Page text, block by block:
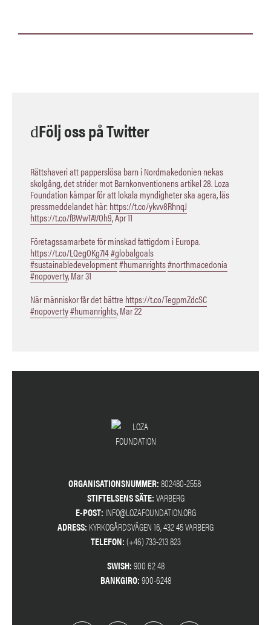
Följ oss på Twitter
Rättshaveri att papperslösa barn i Nordmakedonien nekas
skolgång, det strider mot Barnkonventionens artikel 28. Loza
Foundation kämpar för att lokala myndigheter ska agera, läs
pressmeddelandet här:https://t.co/ykvv8RhnqJ
https://t.co/fBWwTAVOh9,Apr 11
Företagssamarbete för minskad fattigdom i Europa.
https://t.co/LQegOKg7I4#globalgoals
#sustainabledevelopment#humanrights#northmacedonia
#nopoverty,Mar 31
När människor får det bättre https://t.co/TegpmZdcSC
#nopoverty#humanrights,Mar 22
ORGANISATIONSNUMMER:802480-2558
STIFTELSENS SÄTE:VARBERG
E-POST: INFO@LOZAFOUNDATION.ORG
ADRESS: KYRKOGÅRDSVÄGEN 16, 432 45 VARBERG
TELEFON:(+46) 733-213 823
SWISH:900 62 48
BANKGIRO:900-6248